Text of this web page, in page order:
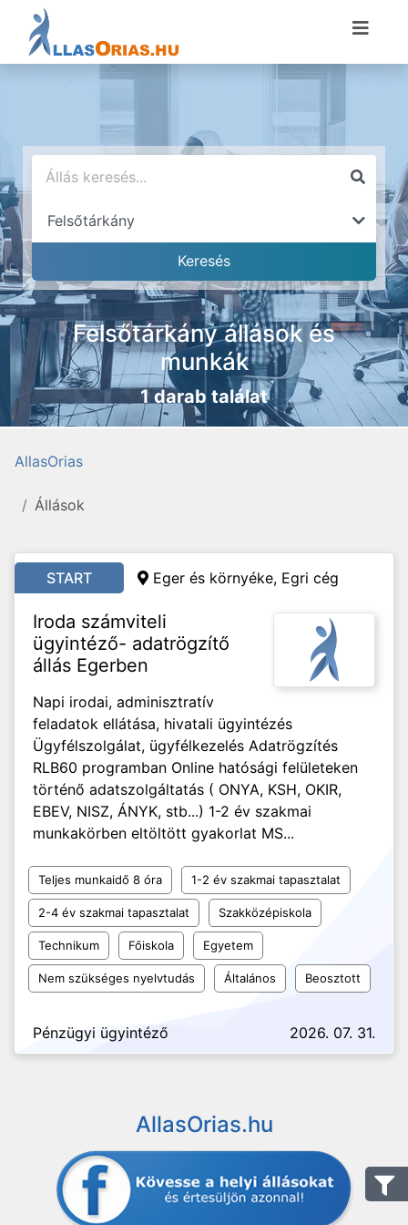
Felsőtárkány állások és
munkák
1 darab találat
AllasOrias
Állások
START Eger és környéke, Egri cég
Iroda számviteli
ügyintéző- adatrögzítő
állás Egerben
Napi irodai, adminisztratív
feladatok ellátása, hivatali ügyintézés
Ügyfélszolgálat, ügyfélkezelés Adatrögzítés
RLB60 programban Online hatósági felületeken
történő adatszolgáltatás ( ONYA, KSH, OKIR,
EBEV, NISZ, ÁNYK, stb...) 1-2 év szakmai
munkakörben eltöltött gyakorlat MS...
Teljes munkaidő 8 óra 1-2 év szakmai tapasztalat
2-4 év szakmai tapasztalat Szakközépiskola
Technikum Főiskola Egyetem
Nem szükséges nyelvtudás Általános Beosztott
Pénzügyi ügyintéző 2026. 07. 31.
AllasOrias.hu